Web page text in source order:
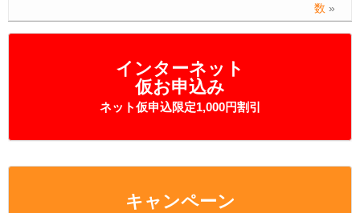
インターネット
仮お申込み
ネット仮申込限定1,000円割引
キャンペーン
数 »